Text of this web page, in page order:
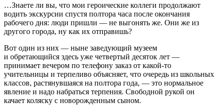
…Знаете ли вы, что мои героические коллеги продолжают
водить экскурсии спустя полтора часа после окончания
рабочего дня: люди пришли — не выгонять же. Они же из
другого города, ну как их отправишь?
Вот один из них — ныне заведующий музеем
и обретающийся здесь уже четвертый десяток лет —
принимает вечером по телефону заказ от какой-то
учительницы и терпеливо объясняет, что очередь из школьных
классов, растянувшаяся на полтора года, — это нормальное
явление и надо набраться терпения. Свободной рукой он
качает коляску с новорожденным сыном.